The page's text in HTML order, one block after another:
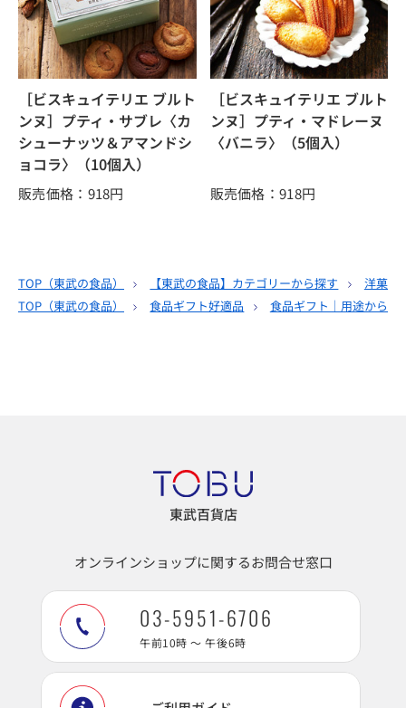
［ビスキュイテリエ ブルト
ンヌ］プティ・サブレ〈カ
シューナッツ＆アマンドシ
ョコラ〉（10個入）
販売価格：918円
［ビスキュイテリエ ブルト
ンヌ］プティ・マドレーヌ
〈バニラ〉（5個入）
販売価格：918円
TOP（東武の食品） 【東武の食品】カテゴリーから探す
洋菓子
TOP（東武の食品） 食品ギフト好適品 食品ギフト｜用途から選
東武百貨店
オンラインショップに関するお問合せ窓口
03-5951-6706
午前10時 ～ 午後6時